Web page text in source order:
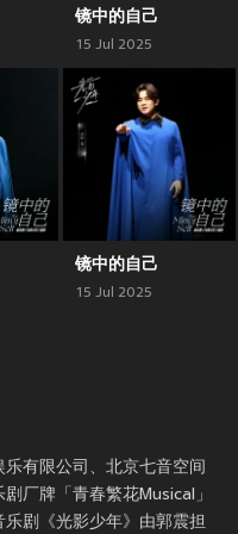
镜中的自己
15 Jul 2025
镜中的自己
15 Jul 2025
有限公司、北京七音空间
厂牌「青春繁花Musical」
剧《光影少年》由郭震担